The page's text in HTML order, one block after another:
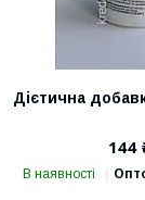
Дієтична
144
В наявності